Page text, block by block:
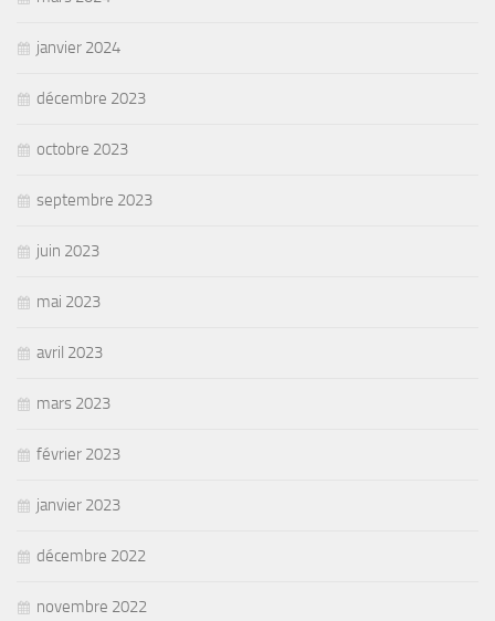
janvier 2024
décembre 2023
octobre 2023
septembre 2023
juin 2023
mai 2023
avril 2023
mars 2023
février 2023
janvier 2023
décembre 2022
novembre 2022